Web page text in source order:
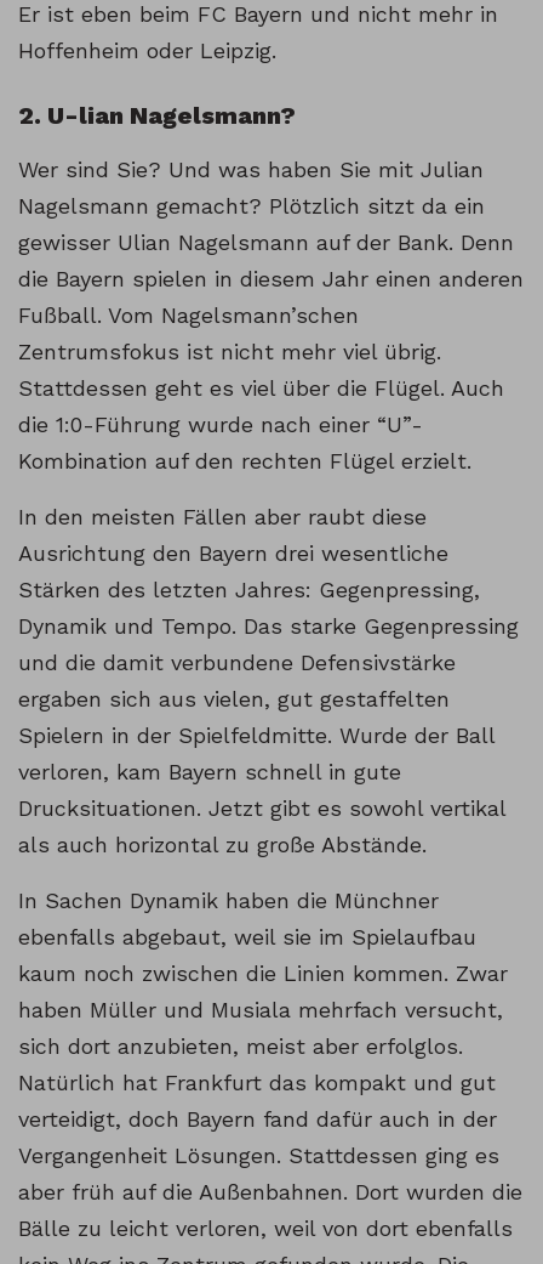
Er ist eben beim FC Bayern und nicht mehr in
Hoffenheim oder Leipzig.
2. U-lian Nagelsmann?
Wer sind Sie? Und was haben Sie mit Julian
Nagelsmann gemacht? Plötzlich sitzt da ein
gewisser Ulian Nagelsmann auf der Bank. Denn
die Bayern spielen in diesem Jahr einen anderen
Fußball. Vom Nagelsmann’schen
Zentrumsfokus ist nicht mehr viel übrig.
Stattdessen geht es viel über die Flügel. Auch
die 1:0-Führung wurde nach einer “U”-
Kombination auf den rechten Flügel erzielt.
In den meisten Fällen aber raubt diese
Ausrichtung den Bayern drei wesentliche
Stärken des letzten Jahres: Gegenpressing,
Dynamik und Tempo. Das starke Gegenpressing
und die damit verbundene Defensivstärke
ergaben sich aus vielen, gut gestaffelten
Spielern in der Spielfeldmitte. Wurde der Ball
verloren, kam Bayern schnell in gute
Drucksituationen. Jetzt gibt es sowohl vertikal
als auch horizontal zu große Abstände.
In Sachen Dynamik haben die Münchner
ebenfalls abgebaut, weil sie im Spielaufbau
kaum noch zwischen die Linien kommen. Zwar
haben Müller und Musiala mehrfach versucht,
sich dort anzubieten, meist aber erfolglos.
Natürlich hat Frankfurt das kompakt und gut
verteidigt, doch Bayern fand dafür auch in der
Vergangenheit Lösungen. Stattdessen ging es
aber früh auf die Außenbahnen. Dort wurden die
Bälle zu leicht verloren, weil von dort ebenfalls